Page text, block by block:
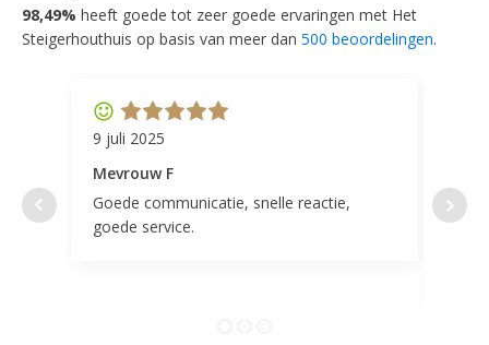
98,49% heeft goede tot zeer goede ervaringen met Het
Steigerhouthuis op basis van meer dan 500 beoordelingen.
9 juli 2025
Mevrouw F
Goede communicatie, snelle reactie,
goede service.
door